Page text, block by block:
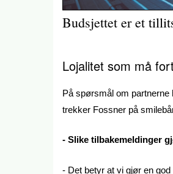
Budsjettet er et
Lojalitet som må
På spørsmål om
trekker Fossner på
- Slike tilbakemeldinger
- Det betyr at vi gjør en